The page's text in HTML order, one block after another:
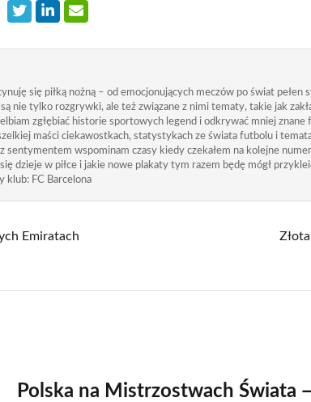
się piłką nożną – od emocjonujących meczów po świat
nie tylko rozgrywki, ale też związane z nimi tematy, takie jak
zgłębiać historie sportowych legend i odkrywać mniej znane
maści ciekawostkach, statystykach ze świata futbolu i
sentymentem wspominam czasy kiedy czekałem na kolejne
dzieje w piłce i jakie nowe plakaty tym razem będę mógł
klub: FC Barcelona
Emiratach
Polska na Mistrzostwach Świata